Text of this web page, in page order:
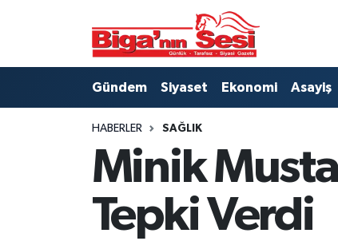
Gündem Siyaset Ekonomi Asayiş
HABERLER SAĞLIK
Minik
Tepki Verdi
Belediye
Çanakkale Hava Durumu
Tüm Manşetler
Son Dakika Haberleri